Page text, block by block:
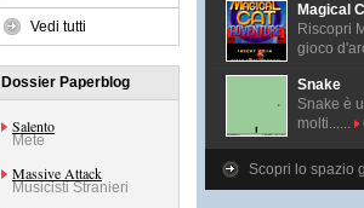
Vedi tutti
Dossier Paperblog
Salento
Mete
Massive Attack
Musicisti Stranieri
Magical
Riscopri
gioco
Snake
Snake è
molti......
Scopri lo spazio